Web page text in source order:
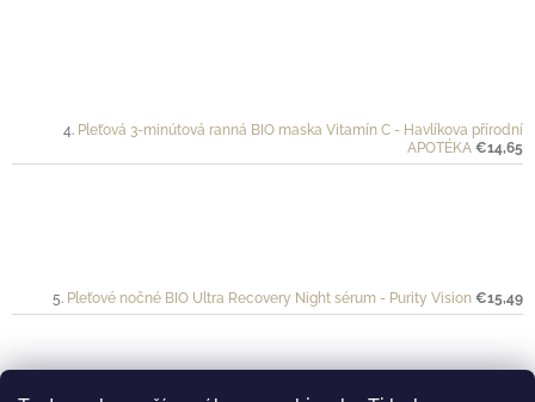
Pleťová 3-minútová ranná BIO maska Vitamín C - Havlíkova přírodní
APOTÉKA €14,65
Pleťové nočné BIO Ultra Recovery Night sérum - Purity Vision €15,49